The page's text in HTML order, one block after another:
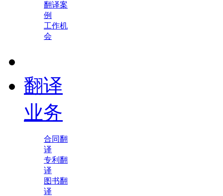
翻译案
例
工作机
会
翻译
业务
合同翻
译
专利翻
译
图书翻
译